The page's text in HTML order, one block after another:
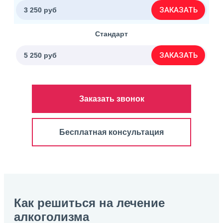
3 250 руб ЗАКАЗАТЬ
Стандарт
5 250 руб ЗАКАЗАТЬ
Заказать звонок
Бесплатная консультация
Как решиться на лечение
алкоголизма